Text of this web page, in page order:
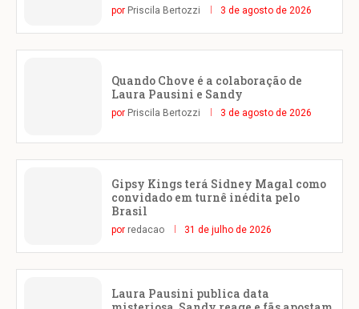
por Priscila Bertozzi 3 de agosto de 2026
Quando Chove é a colaboração de
Laura Pausini e Sandy
por Priscila Bertozzi 3 de agosto de 2026
Gipsy Kings terá Sidney Magal como
convidado em turnê inédita pelo
Brasil
por redacao 31 de julho de 2026
Laura Pausini publica data